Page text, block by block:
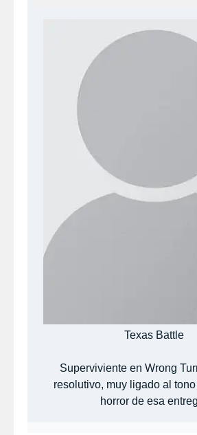
Texas Battle
Superviviente en Wrong
resolutivo, muy ligado al
horror de esa